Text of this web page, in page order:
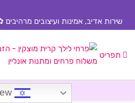
שירות אדיב, אמינות ועיצובים
תפריט
Hebrew
visibility_off השבת את ההבזקים
title סמן כותרות
settings צבע רקע